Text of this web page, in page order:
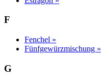
F
Fenchel »
Fünfgewürzmischung »
G